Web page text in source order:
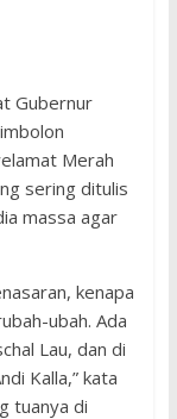
Gubernur
Merah
sering ditulis
massa agar
kenapa
ubah. Ada
Lau, dan di
Kalla,” kata
tuanya di